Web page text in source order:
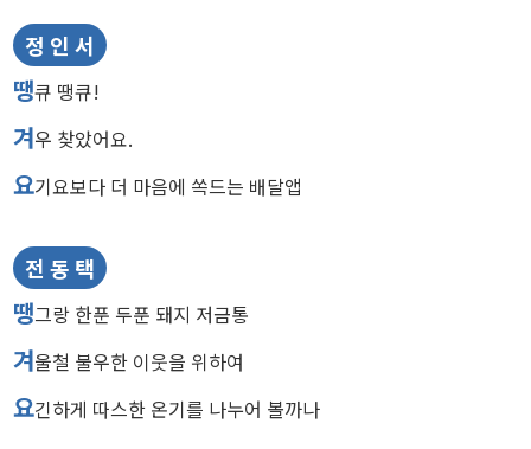
정 인 서
땡큐 땡큐!
겨우 찾았어요.
요기요보다 더 마음에 쏙드는 배달앱
전 동 택
땡그랑 한푼 두푼 돼지 저금통
겨울철 불우한 이웃을 위하여
요긴하게 따스한 온기를 나누어 볼까나